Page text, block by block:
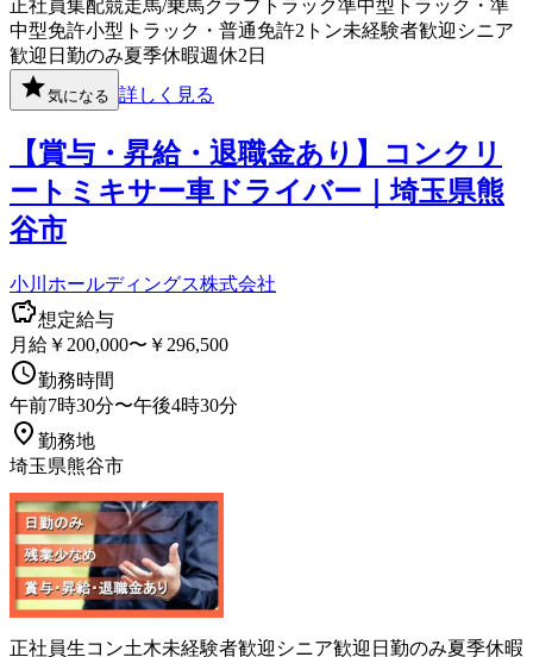
正社員集配競走馬/乗馬クラブ トラック準中型トラック・準
中型免許小型トラック・普通免許2トン未経験者歓迎 シニア
歓迎 日勤のみ夏季休暇週休2日
気になる 詳しく見る
【賞与・昇給・退職金あり】コンクリ
ートミキサー車ドライバー｜埼玉県熊
谷市
小川ホールディングス株式会社
想定給与
月給￥200,000〜￥296,500
勤務時間
午前7時30分〜午後4時30分
勤務地
埼玉県熊谷市
正社員生コン土木未経験者歓迎 シニア歓迎 日勤のみ夏季休暇